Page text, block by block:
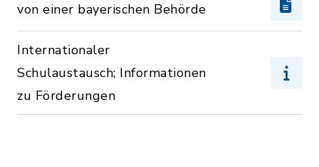
von einer bayerischen Behörde
Internationaler
Schulaustausch; Informationen
zu Förderungen